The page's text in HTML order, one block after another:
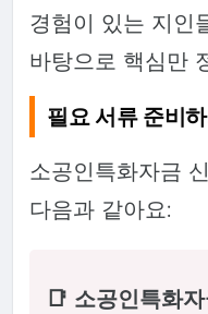
경험이 있는 지인
바탕으로 핵심만
필요 서류 준비
소공인특화자금
다음과 같아요:
📑 소공인특화